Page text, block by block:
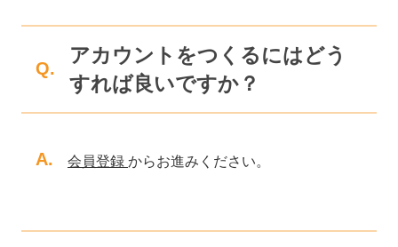
Q.
アカウントをつくるにはどう
すれば良いですか？
A. 会員登録 からお進みください。